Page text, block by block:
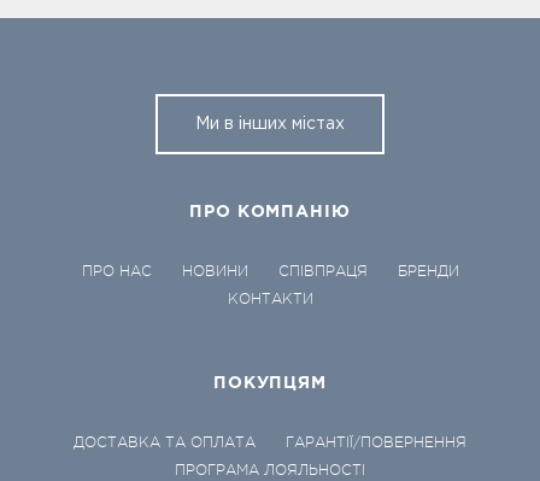
Ми в інших містах
ПРО КОМПАНІЮ
ПРО НАС НОВИНИ СПІВПРАЦЯ
БРЕНДИ
КОНТАКТИ
ПОКУПЦЯМ
ДОСТАВКА ТА ОПЛАТА
ГАРАНТІЇ/ПОВЕРНЕННЯ
ПРОГРАМА ЛОЯЛЬНОСТІ